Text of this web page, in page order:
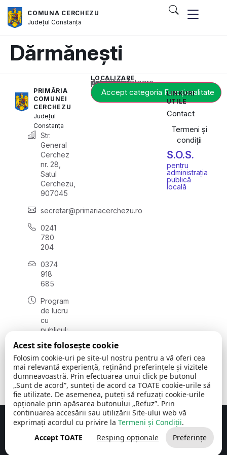
COMUNA CERCHEZU
JudețulConstanța
Dărmănești
PRIMĂRIA
COMUNEI
CERCHEZU
Județul
Constanța
Str.
General
Cerchez
nr. 28,
Satul
Cerchezu,
907045
secretar@primariacerchezu.ro
0241
780
204
0374
918
685
Program
de lucru
cu
publicul:
08:00 -
16:30
, vineri:
08:00 -
14:00
LOCALIZARE
Acest conținut este blocat până când acceptați categoria corespunzătoare de cookie-uri.
Accept categoria Funcționalitate
LINKURI
UTILE
Contact
Termeni și
condiții
S.O.S.
pentru
administrația
publică
locală
Comuna Cerchezu © 2026Toate drepturile rezervate
Concept realizat de Big Media Relații Publice SRL
Acest site folosește cookie
Folosim cookie-uri pe site-ul nostru pentru a vă oferi cea
mai relevantă experiență, reținând preferințele și vizitele
dumneavoastră. Prin efectuarea unui click pe butonul
„Sunt de acord”, sunteți de acord ca TOATE cookie-urile să
fie utilizate. De asemenea, puteți să refuzați cookie-urile
opționale prin apăsarea butonului „Refuz”. Prin
continuarea accesării sau utilizării Site-ului web vă
exprimați acordul cu privire la Termeni și Condiții.
Accept TOATE
Resping opționale Preferințe